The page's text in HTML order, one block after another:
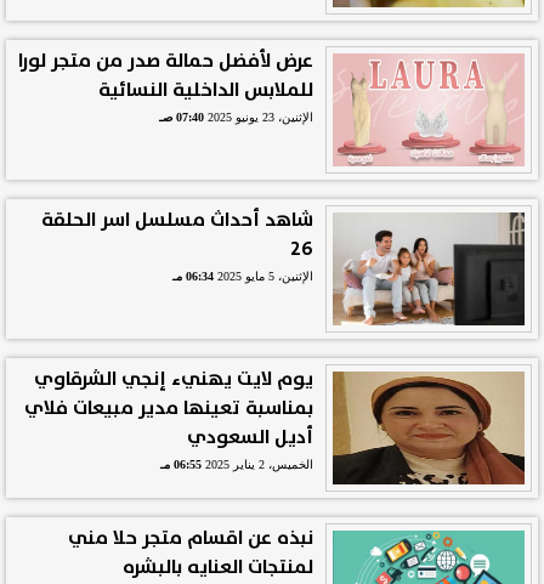
عرض لأفضل حمالة صدر من متجر لورا
للملابس الداخلية النسائية
الإثنين، 23 يونيو 2025 07:40 صـ
شاهد أحداث مسلسل اسر الحلقة
26
الإثنين، 5 مايو 2025 06:34 مـ
يوم لايت يهنيء إنجي الشرقاوي
بمناسبة تعينها مدير مبيعات فلاي
أديل السعودي
الخميس، 2 يناير 2025 06:55 مـ
نبذه عن اقسام متجر حلا مني
لمنتجات العنايه بالبشره